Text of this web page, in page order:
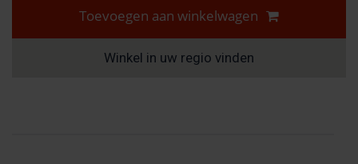
Toevoegen aan winkelwagen
Winkel in uw regio vinden